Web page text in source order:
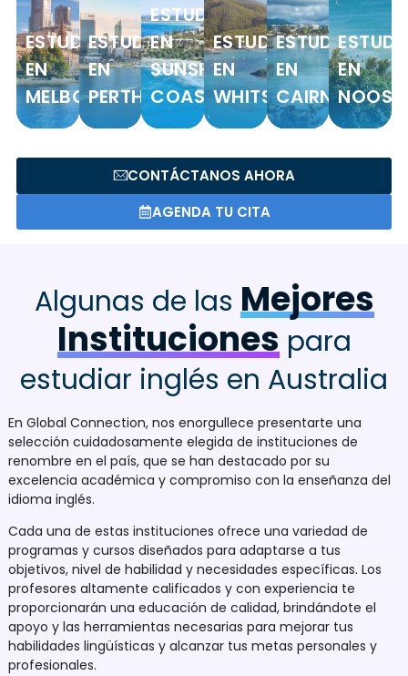
ESTUDIAR
EN
MELBOURNE
ESTUDIAR
EN
PERTH
ESTUDIAR
EN
SUNSHINE
COAST
ESTUDIAR
EN
WHITSUNDAY
ESTUDIAR
EN
CAIRNS
EN
NOOSA
CONTÁCTANOS AHORA
AGENDA TU CITA
Algunas de las Mejores
Instituciones para
estudiar inglés en Australia
En Global Connection, nos enorgullece presentarte una
selección cuidadosamente elegida de instituciones de
renombre en el país, que se han destacado por su
excelencia académica y compromiso con la enseñanza del
idioma inglés.
Cada una de estas instituciones ofrece una variedad de
programas y cursos diseñados para adaptarse a tus
objetivos, nivel de habilidad y necesidades específicas. Los
profesores altamente calificados y con experiencia te
proporcionarán una educación de calidad, brindándote el
apoyo y las herramientas necesarias para mejorar tus
habilidades lingüísticas y alcanzar tus metas personales y
profesionales.